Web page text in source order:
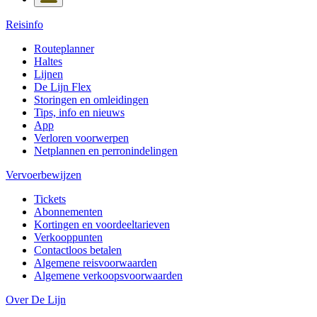
Reisinfo
Routeplanner
Haltes
Lijnen
De Lijn Flex
Storingen en omleidingen
Tips, info en nieuws
App
Verloren voorwerpen
Netplannen en perronindelingen
Vervoerbewijzen
Tickets
Abonnementen
Kortingen en voordeeltarieven
Verkooppunten
Contactloos betalen
Algemene reisvoorwaarden
Algemene verkoopsvoorwaarden
Over De Lijn